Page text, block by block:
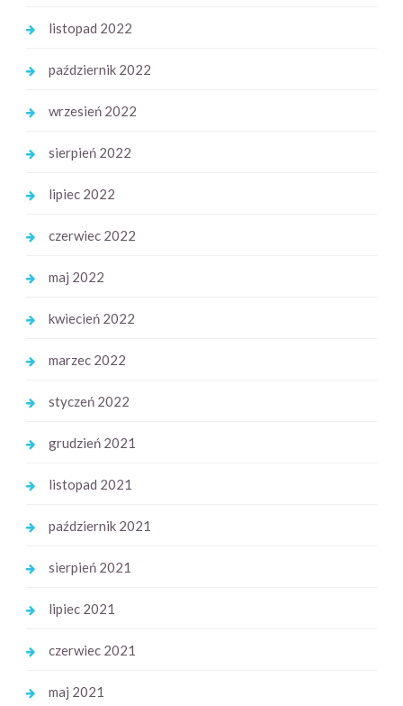
listopad 2022
październik 2022
wrzesień 2022
sierpień 2022
lipiec 2022
czerwiec 2022
maj 2022
kwiecień 2022
marzec 2022
styczeń 2022
grudzień 2021
listopad 2021
październik 2021
sierpień 2021
lipiec 2021
czerwiec 2021
maj 2021